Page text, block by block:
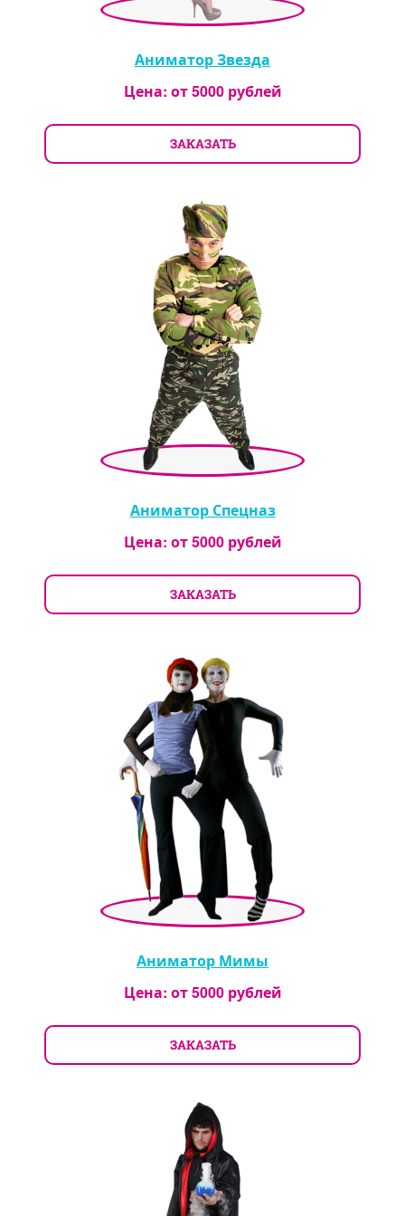
Аниматор Звезда
Цена: от5000рублей
ЗАКАЗАТЬ
Аниматор Спецназ
Цена: от5000рублей
ЗАКАЗАТЬ
Аниматор Мимы
Цена: от5000рублей
ЗАКАЗАТЬ